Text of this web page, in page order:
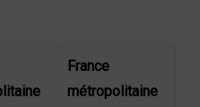
France
métropolitaine